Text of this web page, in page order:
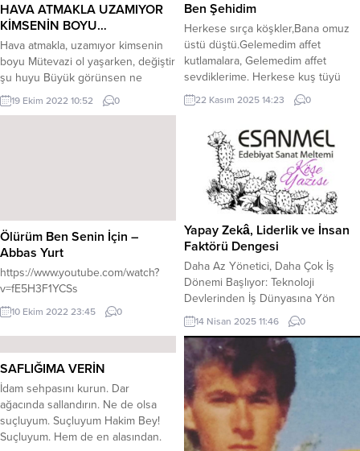
HAVA ATMAKLA UZAMIYOR
KİMSENİN BOYU…
Hava atmakla, uzamıyor kimsenin
boyu Mütevazi ol yaşarken, değiştir
şu huyu Büyük görünsen ne
olacak şu alemde İki metrelik mezar
değil mi, bu işin sonu? KERİM
19 Ekim 2022 10:52 0
Ben Şehidim
Herkese sırça köşkler,Bana omuz
üstü düştü.Gelemedim affet
kutlamalara, Gelemedim affet
sevdiklerime. Herkese kuş tüyü
yastık,Bana musalla taşı
düştü.Gelemem artık
hasretlere. Herkese yumuşak
yorgan,Bana kara toprak
düştü.Göremem en güzel
hallerinizi,Göremem huzurlu
vakitlerinizi. Herkese kutlama
kıyafeti,Bana ay yıldızlı bayrak
düştü.Göremem arkamda
kalanları,Göremem akan
gözyaşlarını. Herkesin yanına
sevdiği,Bana sonsuz ahiret
düştü.Vatan...
22 Kasım 2025 14:23 0
Ölürüm Ben Senin İçin –
Abbas Yurt
https://www.youtube.com/watch?
v=fE5H3F1YCSs
10 Ekim 2022 23:45 0
Yapay Zekâ, Liderlik ve İnsan
Faktörü Dengesi
Daha Az Yönetici, Daha Çok İş
Dönemi Başlıyor: Teknoloji
Devlerinden İş Dünyasına Yön
Veren Hamleler Amazon ve
Microsoft gibi dünya devi
şirketlerin liderlik ettiği yalın
yönetim stratejileri, iş dünyasını
yeniden şekillendiriyor. Stratejik
yönetim danışmanı, eğitmen ve
yazar Canan Duman, bu önemli
dönüşümleri analiz ederek,
organizasyon yapılarında
14 Nisan 2025 11:46 0
SAFLIĞIMA VERİN
İdam sehpasını kurun. Dar
ağacında sallandırın. Ne de olsa
suçluyum. Suçluyum Hakim Bey!
Suçluyum. Hem de en alasından.